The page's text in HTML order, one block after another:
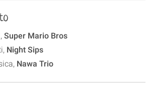
Super Mario Bros
Night Sips
Nawa Trio